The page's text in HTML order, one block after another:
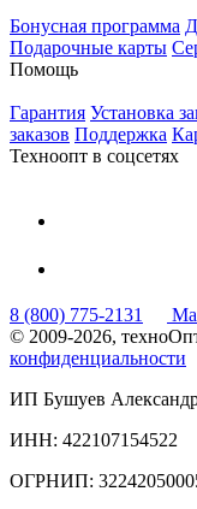
Бонусная программа
Подарочные карты
Помощь
Гарантия Установка
заказов Поддержка
Техноопт в соцсетях
8 (800) 775-2131
© 2009-2026,
конфиденциальности
ИП Бушуев
ИНН: 422107154522
ОГРНИП: